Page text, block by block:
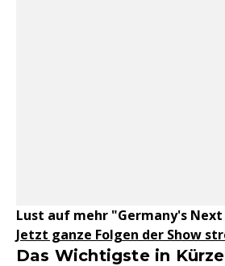
Lust auf mehr "Germany's
Jetzt ganze Folgen der Show
Das Wichtigste in Kürze